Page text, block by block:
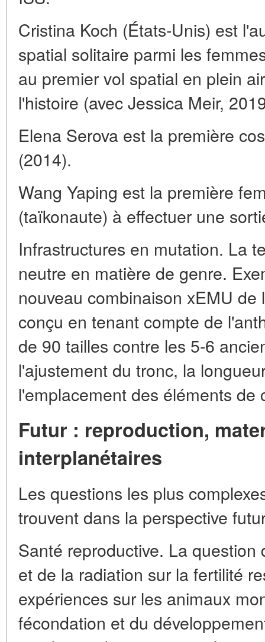
Cristina Koch (États-Unis) est
spatial solitaire parmi les
au premier vol spatial en plein
l'histoire (avec Jessica Meir,
Elena Serova est la première
(2014).
Wang Yaping est la première
(taïkonaute) à effectuer une
Infrastructures en mutation. La
neutre en matière de genre.
nouveau combinaison xEMU
conçu en tenant compte de
de 90 tailles contre les 5-6
l'ajustement du tronc, la
l'emplacement des éléments de
Futur : reproduction,
interplanétaires
Les questions les plus
trouvent dans la perspective
Santé reproductive. La
et de la radiation sur la fertilité
expériences sur les animaux
fécondation et du